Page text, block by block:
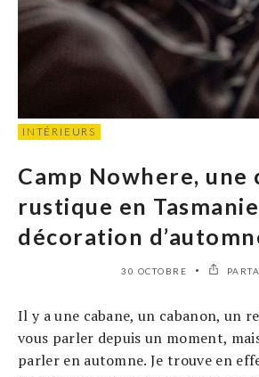
INTÉRIEURS
Camp Nowhere, une
rustique en
décoration
30 OCTOBRE
Il y a une cabane, un cabanon, un
vous parler depuis un moment,
parler en automne. Je trouve en